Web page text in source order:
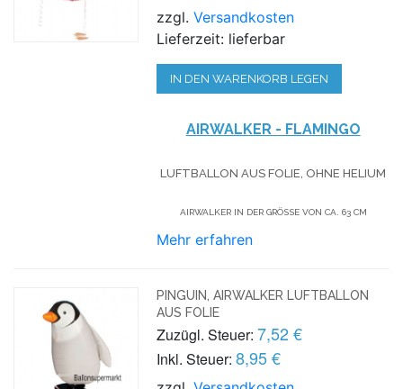
zzgl.Versandkosten
Lieferzeit: lieferbar
IN DEN WARENKORB LEGEN
AIRWALKER - FLAMINGO
LUFTBALLON AUS FOLIE, OHNE HELIUM
AIRWALKER IN DER GRÖSSE VON CA. 63 CM
Mehr erfahren
PINGUIN, AIRWALKER LUFTBALLON
AUS FOLIE
Zuzügl. Steuer: 7,52 €
Inkl. Steuer: 8,95 €